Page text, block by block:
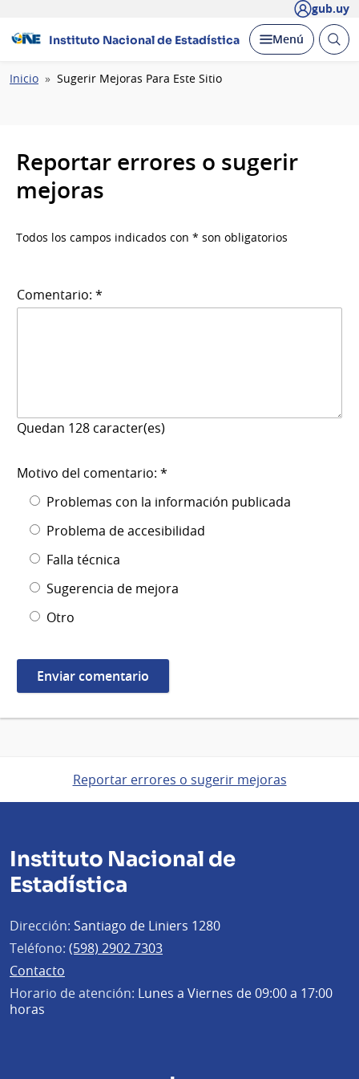
gub.uy
Instituto Nacional de Estadística Desplegar
Menú Abrir
Ruta
Inicio Sugerir Mejoras Para Este Sitio
Reportar errores o sugerir
mejoras
Todos los campos indicados con * son obligatorios
Comentario: *
Quedan 128 caracter(es)
Motivo del comentario: *
Problemas con la información publicada
Problema de accesibilidad
Falla técnica
Sugerencia de mejora
Otro
Reportar errores o sugerir mejoras
Instituto Nacional de
Estadística
Dirección: Santiago de Liniers 1280
Teléfono: (598) 2902 7303
Contacto
Horario de atención: Lunes a Viernes de 09:00 a 17:00
horas